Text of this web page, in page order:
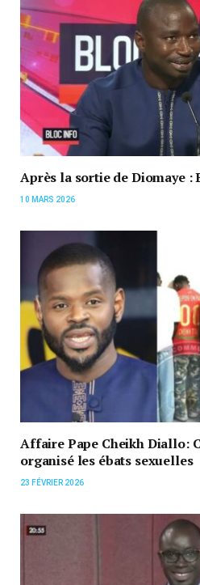
Après la sortie de Diomaye
10 MARS 2026
Affaire Pape Cheikh Diallo:
organisé les ébats sexuelles
23 FÉVRIER 2026